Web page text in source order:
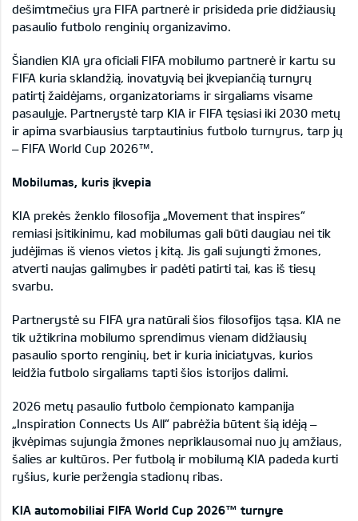
dešimtmečius yra FIFA partnerė ir prisideda prie didžiausių
pasaulio futbolo renginių organizavimo.
Šiandien KIA yra oficiali FIFA mobilumo partnerė ir kartu su
FIFA kuria sklandžią, inovatyvią bei įkvepiančią turnyrų
patirtį žaidėjams, organizatoriams ir sirgaliams visame
pasaulyje. Partnerystė tarp KIA ir FIFA tęsiasi iki 2030 metų
ir apima svarbiausius tarptautinius futbolo turnyrus, tarp jų
– FIFA World Cup 2026™.
Mobilumas, kuris įkvepia
KIA prekės ženklo filosofija „Movement that inspires“
remiasi įsitikinimu, kad mobilumas gali būti daugiau nei tik
judėjimas iš vienos vietos į kitą. Jis gali sujungti žmones,
atverti naujas galimybes ir padėti patirti tai, kas iš tiesų
svarbu.
Partnerystė su FIFA yra natūrali šios filosofijos tąsa. KIA ne
tik užtikrina mobilumo sprendimus vienam didžiausių
pasaulio sporto renginių, bet ir kuria iniciatyvas, kurios
leidžia futbolo sirgaliams tapti šios istorijos dalimi.
2026 metų pasaulio futbolo čempionato kampanija
„Inspiration Connects Us All“ pabrėžia būtent šią idėją –
įkvėpimas sujungia žmones nepriklausomai nuo jų amžiaus,
šalies ar kultūros. Per futbolą ir mobilumą KIA padeda kurti
ryšius, kurie peržengia stadionų ribas.
KIA automobiliai FIFA World Cup 2026™ turnyre